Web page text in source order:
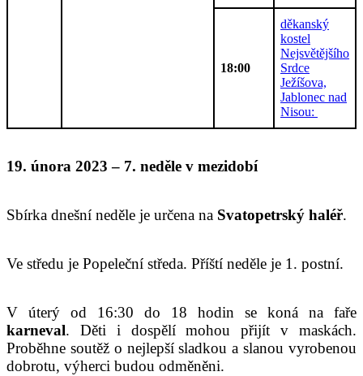
18:00
děkanský
kostel
Nejsvětějšího
Srdce
Ježíšova,
Jablonec nad
Nisou:
19. února 2023 – 7. neděle v mezidobí
Sbírka dnešní neděle je určena na Svatopetrský haléř.
Ve středu je Popeleční středa. Příští neděle je 1. postní.
V úterý od 16:30 do 18 hodin se koná na faře
karneval. Děti i dospělí mohou přijít v maskách.
Proběhne soutěž o nejlepší sladkou a slanou vyrobenou
dobrotu, výherci budou odměněni.